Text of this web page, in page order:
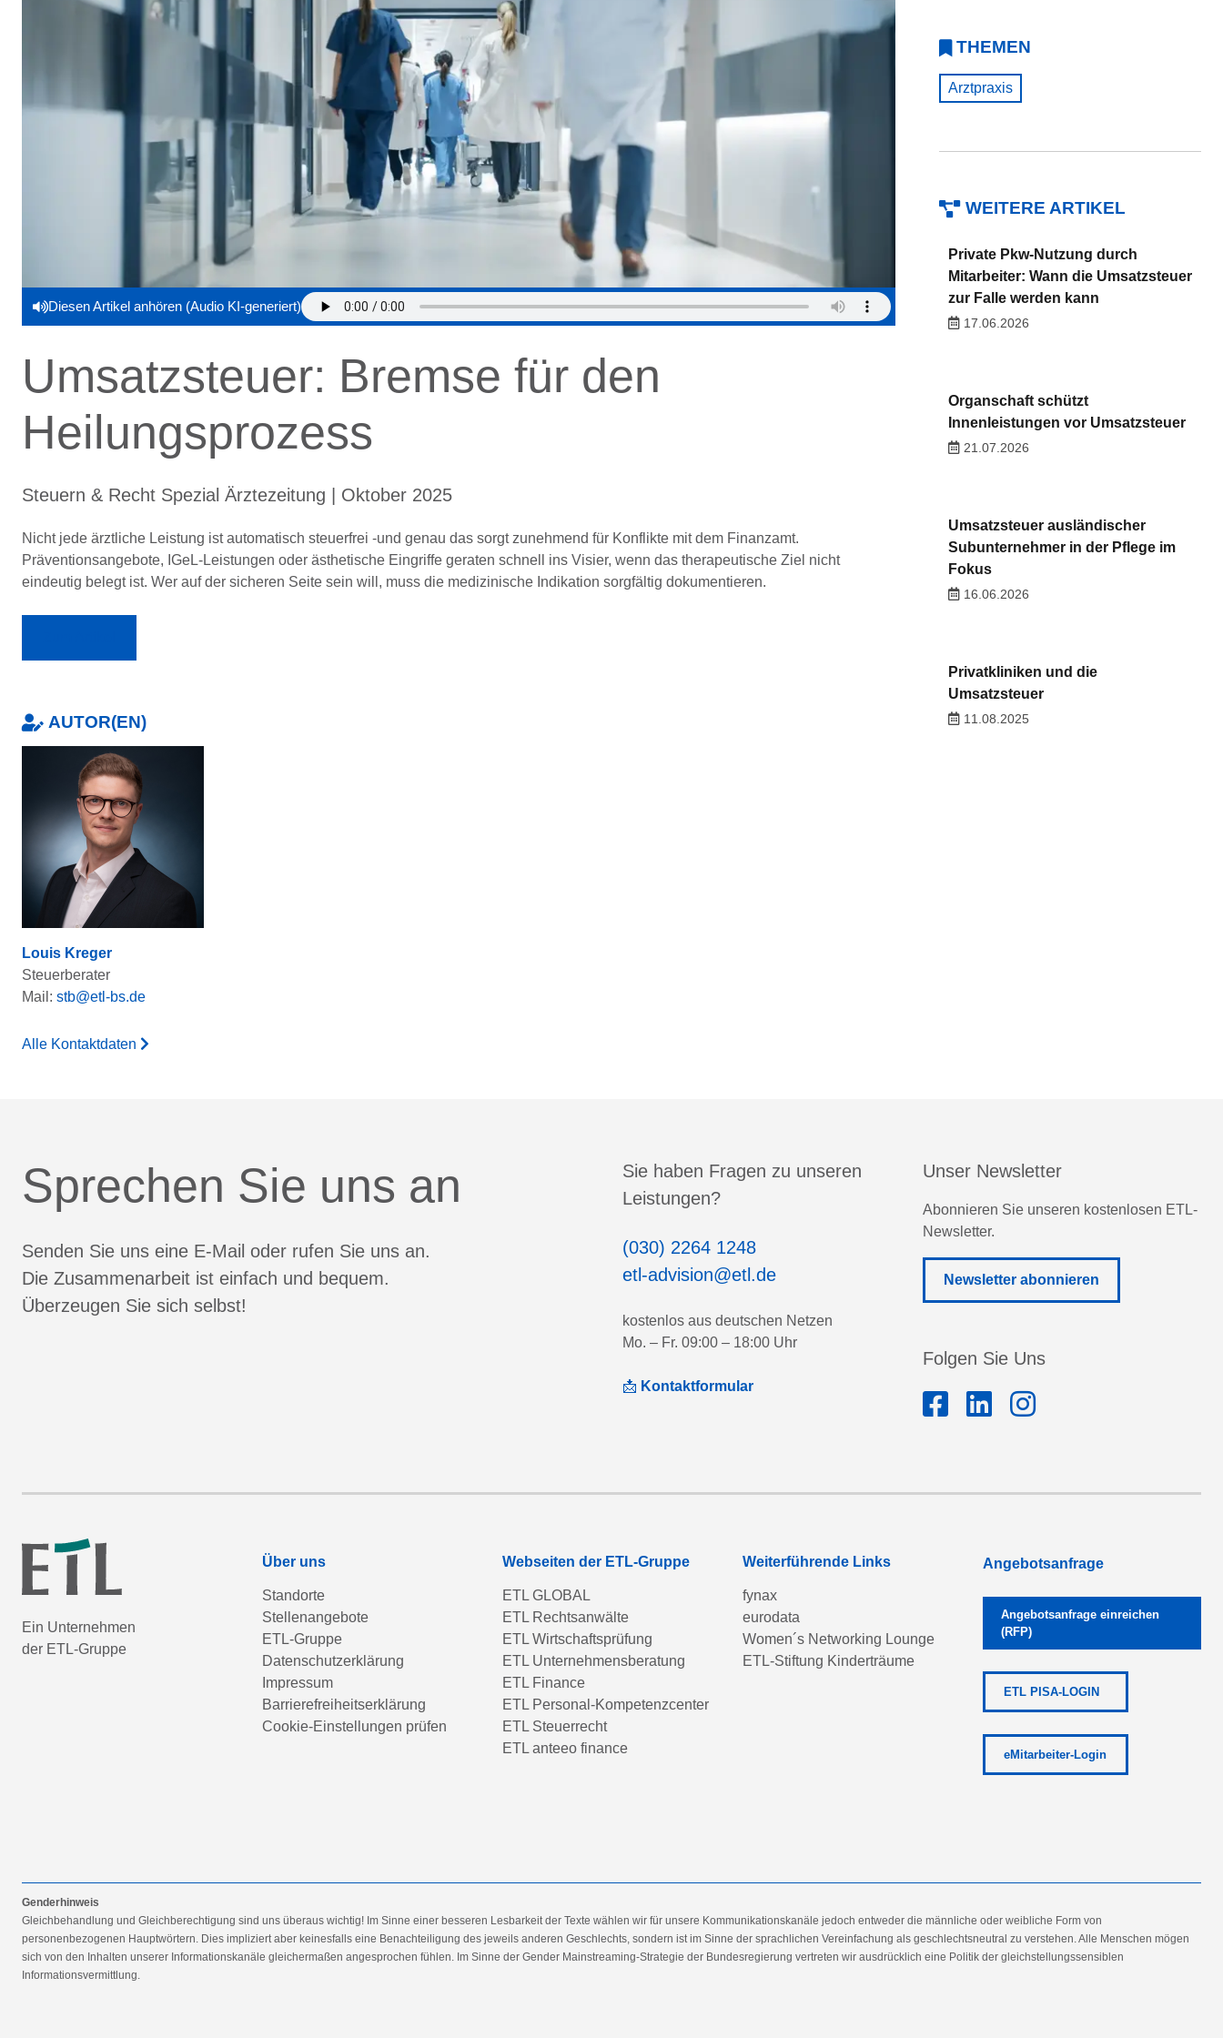
Diesen Artikel anhören (Audio KI-generiert)
Umsatzsteuer: Bremse für den
Heilungsprozess
Steuern & Recht Spezial Ärztezeitung | Oktober 2025
Nicht jede ärztliche Leistung ist automatisch steuerfrei -und genau das sorgt zunehmend für Konflikte mit dem Finanzamt.
Präventionsangebote, IGeL-Leistungen oder ästhetische Eingriffe geraten schnell ins Visier, wenn das therapeutische Ziel nicht
eindeutig belegt ist. Wer auf der sicheren Seite sein will, muss die medizinische Indikation sorgfältig dokumentieren.
AUTOR(EN)
Louis Kreger
Steuerberater
Mail: stb@etl-bs.de
Alle Kontaktdaten
THEMEN
Arztpraxis
WEITERE ARTIKEL
Private Pkw-Nutzung durch
Mitarbeiter: Wann die Umsatzsteuer
zur Falle werden kann
17.06.2026
Organschaft schützt
Innenleistungen vor Umsatzsteuer
21.07.2026
Umsatzsteuer ausländischer
Subunternehmer in der Pflege im
Fokus
16.06.2026
Privatkliniken und die
Umsatzsteuer
11.08.2025
Sprechen Sie uns an
Senden Sie uns eine E-Mail oder rufen Sie uns an.
Die Zusammenarbeit ist einfach und bequem.
Überzeugen Sie sich selbst!
Sie haben Fragen zu unseren
Leistungen?
(030) 2264 1248
etl-advision@etl.de
kostenlos aus deutschen Netzen
Mo. – Fr. 09:00 – 18:00 Uhr
📩 Kontaktformular
Unser Newsletter
Abonnieren Sie unseren kostenlosen ETL-
Newsletter.
Newsletter abonnieren
Folgen Sie Uns
Ein Unternehmen
der ETL-Gruppe
Über uns
Standorte
Stellenangebote
ETL-Gruppe
Datenschutzerklärung
Impressum
Barrierefreiheitserklärung
Cookie-Einstellungen prüfen
Webseiten der ETL-Gruppe
ETL GLOBAL
ETL Rechtsanwälte
ETL Wirtschaftsprüfung
ETL Unternehmensberatung
ETL Finance
ETL Personal-Kompetenzcenter
ETL Steuerrecht
ETL anteeo finance
Weiterführende Links
fynax
eurodata
Women´s Networking Lounge
ETL-Stiftung Kinderträume
Angebotsanfrage
Angebotsanfrage einreichen
(RFP)
ETL PISA-LOGIN
eMitarbeiter-Login
Genderhinweis
Gleichbehandlung und Gleichberechtigung sind uns überaus wichtig! Im Sinne einer besseren Lesbarkeit der Texte wählen wir für unsere Kommunikationskanäle jedoch entweder die männliche oder weibliche Form von
personenbezogenen Hauptwörtern. Dies impliziert aber keinesfalls eine Benachteiligung des jeweils anderen Geschlechts, sondern ist im Sinne der sprachlichen Vereinfachung als geschlechtsneutral zu verstehen. Alle Menschen mögen
sich von den Inhalten unserer Informationskanäle gleichermaßen angesprochen fühlen. Im Sinne der Gender Mainstreaming-Strategie der Bundesregierung vertreten wir ausdrücklich eine Politik der gleichstellungssensiblen
Informationsvermittlung.